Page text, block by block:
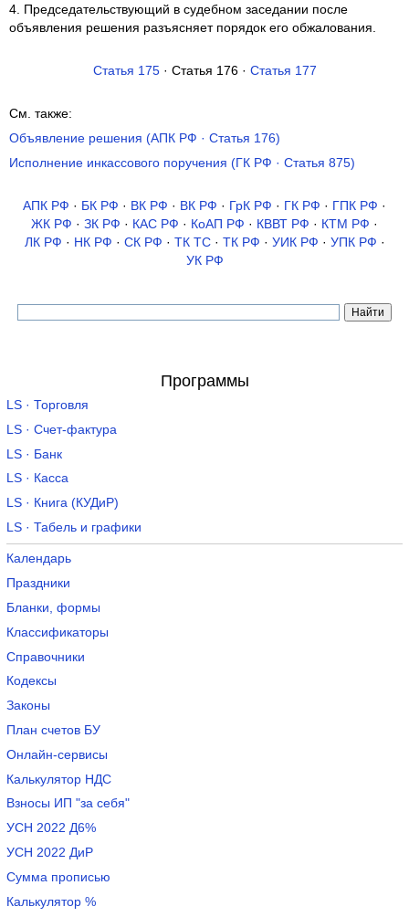
4. Председательствующий в судебном заседании после
объявления решения разъясняет порядок его обжалования.
Статья 175· Статья 176 · Статья 177
См. также:
Объявление решения (АПК РФ · Статья 176)
Исполнение инкассового поручения (ГК РФ · Статья 875)
АПК РФ · БК РФ · ВК РФ · ВК РФ · ГрК РФ · ГК РФ · ГПК РФ ·
ЖК РФ · ЗК РФ · КАС РФ · КоАП РФ · КВВТ РФ · КТМ РФ ·
ЛК РФ · НК РФ · СК РФ · ТК TC· ТК РФ · УИК РФ · УПК РФ ·
УК РФ
Программы
LS · Торговля
LS · Счет-фактура
LS · Банк
LS · Касса
LS · Книга (КУДиР)
LS · Табель и графики
Календарь
Праздники
Бланки, формы
Классификаторы
Справочники
Кодексы
Законы
План счетов БУ
Онлайн-сервисы
Калькулятор НДС
Взносы ИП "за себя"
УСН 2022 Д6%
УСН 2022 ДиР
Сумма прописью
Калькулятор %